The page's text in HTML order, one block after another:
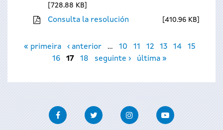
728.88 KB
Consulta la resolución 410.96 KB
Páginas
« primeira ‹ anterior … 10 11 12 13 14
15
16
17 18 seguinte › última »
FacebookTwitter InstagramYoutube